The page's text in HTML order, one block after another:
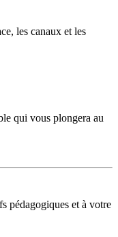
les canaux et les
qui vous plongera au
pédagogiques et à votre